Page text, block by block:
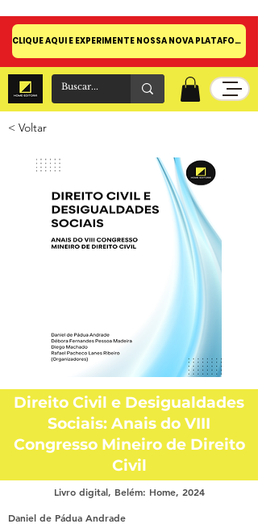
CLIQUE AQUI E EXPERIMENTE NOSSA NOVA PLATAFORMA!
< Voltar
Direito Civil e Desigualdades
Sociais: Anais do VIII
Congresso Mineiro de Direito
Civil
Livro digital, Belém: Home, 2024
Daniel de Pádua Andrade